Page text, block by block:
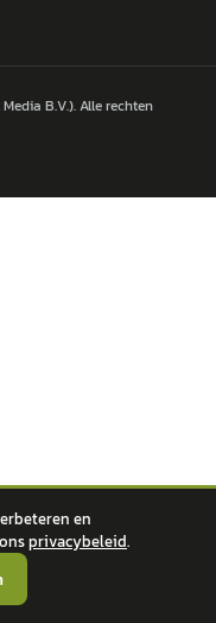
en
privacybeleid.
B.V.). Alle rechten